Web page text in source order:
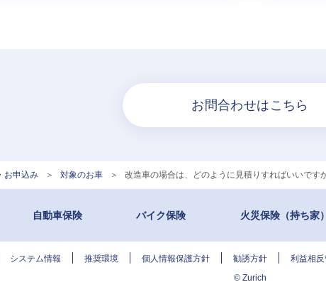
お問合わせはこちら
お申込み > 対象のお車 > 改造車の場合は、どのように見積りすればいいです
自動車保険 バイク保険 火災保険（持ち家）
システム情報 推奨環境 個人情報保護方針 勧誘方針 利益相
© Zurich